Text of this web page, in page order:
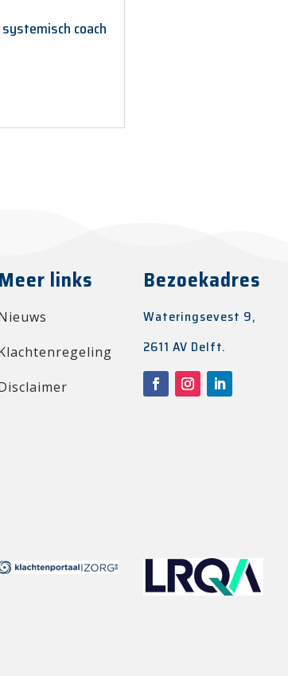
coach
Meer links Bezoekadres
Wateringsevest 9,
2611 AV Delft.